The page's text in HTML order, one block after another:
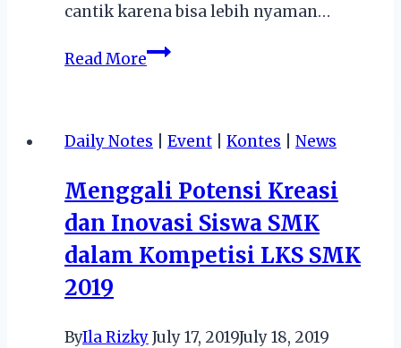
cantik karena bisa lebih nyaman…
Read MoreTips
yang
Kebutuhan
Daily Notes Event Kontes News
Menggali Potensi Kreasi
dan Inovasi Siswa SMK
dalam Kompetisi LKS SMK
2019
ByIla RizkyJuly 17, 2019July 18, 2019